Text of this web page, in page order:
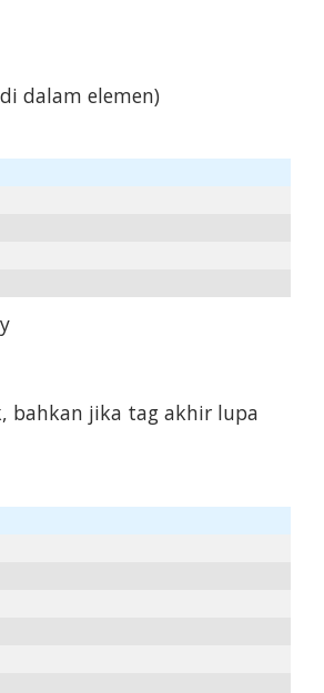
dalam elemen)
bahkan jika tag akhir lupa